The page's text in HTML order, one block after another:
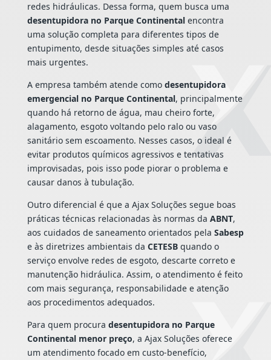
redes hidráulicas. Dessa forma, quem busca uma
desentupidora no Parque Continentalencontra
uma solução completa para diferentes tipos de
entupimento, desde situações simples até casos
mais urgentes.
A empresa também atende como desentupidora
emergencial no Parque Continental, principalmente
quando há retorno de água, mau cheiro forte,
alagamento, esgoto voltando pelo ralo ou vaso
sanitário sem escoamento. Nesses casos, o ideal é
evitar produtos químicos agressivos e tentativas
improvisadas, pois isso pode piorar o problema e
causar danos à tubulação.
Outro diferencial é que a Ajax Soluções segue boas
práticas técnicas relacionadas às normas da ABNT,
aos cuidados de saneamento orientados pela Sabesp
e às diretrizes ambientais da CETESBquando o
serviço envolve redes de esgoto, descarte correto e
manutenção hidráulica. Assim, o atendimento é feito
com mais segurança, responsabilidade e atenção
aos procedimentos adequados.
Para quem procura desentupidora no Parque
Continental menor preço, a Ajax Soluções oferece
um atendimento focado em custo-benefício,